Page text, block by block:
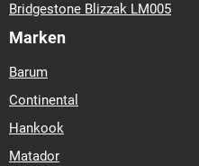
Bridgestone Blizzak LM005
Marken
Barum
Continental
Hankook
Matador